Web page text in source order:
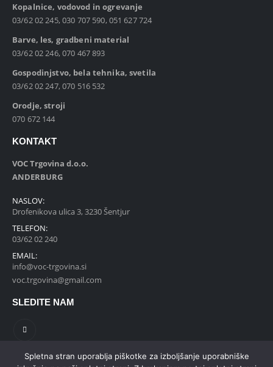
Kopalnice, vodovod in ogrevanje
03/62 02 245, 030 707 590, 051 627 724
Barve, les, gradbeni material
03/62 02 246, 070 467 893
Gospodinjstvo, bela tehnika, svetila
03/62 02 247, 070 516 532
Orodje, stroji
070 672 144
KONTAKT
VOC Trgovina d.o.o.
ANDERBURG
NASLOV:
Drofenikova ulica 3, 3230 Šentjur
TELEFON:
03/62 02 240
EMAIL:
info@voc-trgovina.si
voc.trgovina@gmail.com
SLEDITE NAM
Spletna stran uporablja piškotke za izboljšanje uporabniške